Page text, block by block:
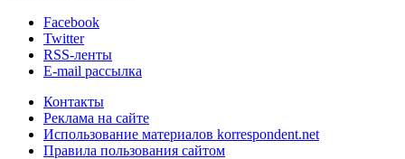
Facebook
Twitter
RSS-ленты
E-mail рассылка
Контакты
Реклама на сайте
Использование материалов korrespondent.net
Правила пользования сайтом